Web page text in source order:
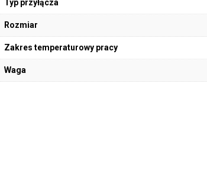
Typ przyłącza
Rozmiar
Zakres temperaturowy pracy
Waga